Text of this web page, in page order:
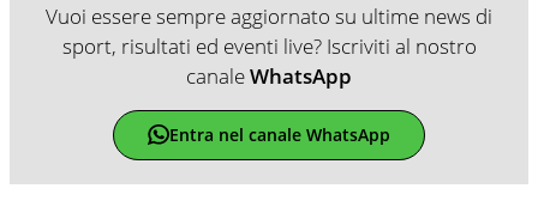
Vuoi essere sempre aggiornato su ultime news di
sport, risultati ed eventi live? Iscriviti al nostro
canaleWhatsApp
Entra nel canale WhatsApp